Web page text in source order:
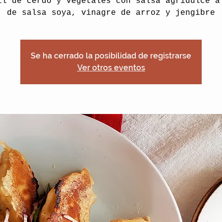
de salsa soya, vinagre de arroz y jengibre
Se ha cerrado la posibilidad de registrarse
Ver otros eventos